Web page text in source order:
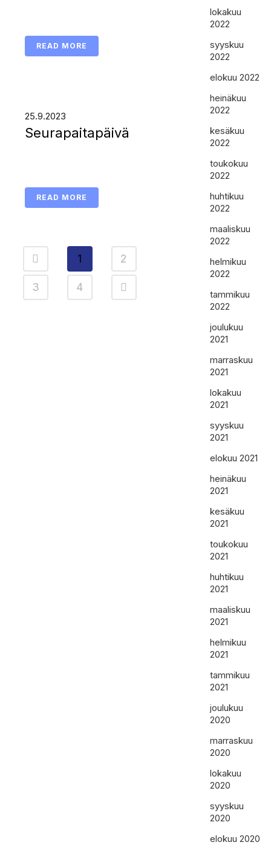
READ MORE
25.9.2023
Seurapaitapäivä
READ MORE
1 2
3 4
lokakuu
2022
syyskuu
2022
elokuu 2022
heinäkuu
2022
kesäkuu
2022
toukokuu
2022
huhtikuu
2022
maaliskuu
2022
helmikuu
2022
tammikuu
2022
joulukuu
2021
marraskuu
2021
lokakuu
2021
syyskuu
2021
elokuu 2021
heinäkuu
2021
kesäkuu
2021
toukokuu
2021
huhtikuu
2021
maaliskuu
2021
helmikuu
2021
tammikuu
2021
joulukuu
2020
marraskuu
2020
lokakuu
2020
syyskuu
2020
elokuu 2020